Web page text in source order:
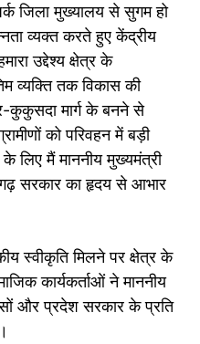
जिला मुख्यालय से सुगम हो
व्यक्त करते हुए केंद्रीय
उद्देश्य क्षेत्र के
व्यक्ति तक विकास की
कुकुसदा मार्ग के बनने से
को परिवहन में बड़ी
लिए मैं माननीय मुख्यमंत्री
सरकार का हृदय से आभार
स्वीकृति मिलने पर क्षेत्र के
कार्यकर्ताओं ने माननीय
और प्रदेश सरकार के प्रति